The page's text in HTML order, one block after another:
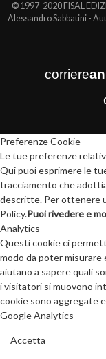
© 1997-2020 FISAL
Alessandro Sabbatini -
corriere
Preferenze Cookie
Le tue preferenze
Qui puoi esprimere le
tracciamento che
descritte. Per ottenere
Policy.Puoi rivedere e
Analytics
Questi cookie ci
modo da poter misurare
aiutano a sapere quali
i visitatori si muovono
cookie sono aggregate
Google Analytics
Accetta